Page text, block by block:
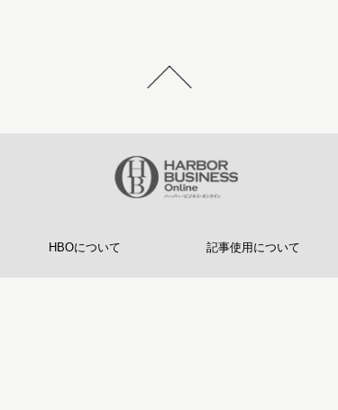
HBOについて 記事使用について